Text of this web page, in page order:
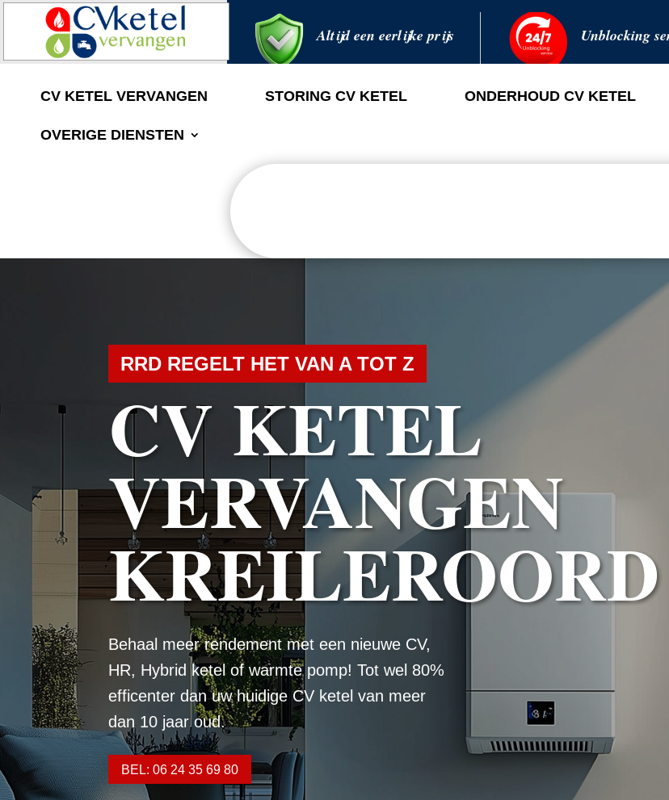
Altijd een eerlijke prijs Unblocking
CV KETEL VERVANGEN STORING CV KETEL ONDERHOUD CV KETEL
OVERIGE DIENSTEN
RRD REGELT HET VAN A TOT Z
CV KETEL
VERVANGEN
KREILEROORD
Behaal meer rendement met een nieuwe CV,
HR, Hybrid ketel of warmte pomp! Tot wel 80%
efficenter dan uw huidige CV ketel van meer
dan 10 jaar oud.
BEL: 06 24 35 69 80